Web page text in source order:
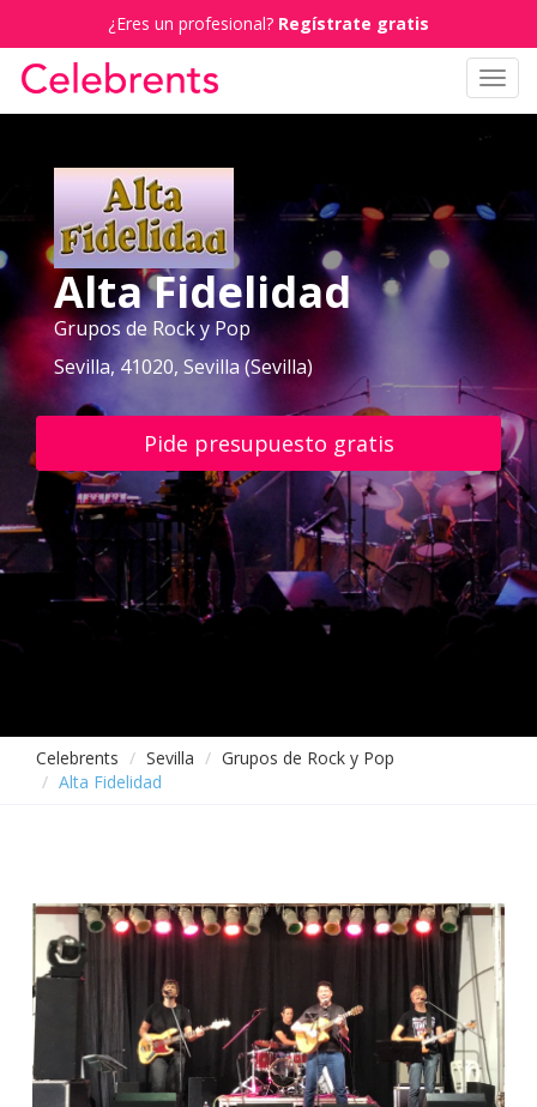
¿Eres un profesional? Regístrate gratis
Alta Fidelidad
Grupos de Rock y Pop
Sevilla, 41020, Sevilla (Sevilla)
Pide presupuesto gratis
Celebrents Sevilla
Grupos de Rock y Pop
Alta Fidelidad